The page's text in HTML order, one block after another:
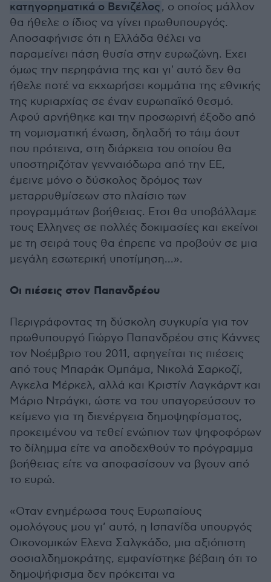
κατηγορηματικά ο Βενιζέλος, ο οποίος μάλλον
θα ήθελε ο ίδιος να γίνει πρωθυπουργός.
Αποσαφήνισε ότι η Ελλάδα θέλει να
παραμείνει πάση θυσία στην ευρωζώνη. Εχει
όμως την περηφάνια της και γι' αυτό δεν θα
ήθελε ποτέ να εκχωρήσει κομμάτια της εθνικής
της κυριαρχίας σε έναν ευρωπαϊκό θεσμό.
Αφού αρνήθηκε και την προσωρινή έξοδο από
τη νομισματική ένωση, δηλαδή το τάιμ άουτ
που πρότεινα, στη διάρκεια του οποίου θα
υποστηριζόταν γενναιόδωρα από την ΕΕ,
έμεινε μόνο ο δύσκολος δρόμος των
μεταρρυθμίσεων στο πλαίσιο των
προγραμμάτων βοήθειας. Ετσι θα υποβάλλαμε
τους Ελληνες σε πολλές δοκιμασίες και εκείνοι
με τη σειρά τους θα έπρεπε να προβούν σε μια
μεγάλη εσωτερική υποτίμηση...».
Οι πιέσεις στον Παπανδρέου
Περιγράφοντας τη δύσκολη συγκυρία για τον
πρωθυπουργό Γιώργο Παπανδρέου στις Κάννες
τον Νοέμβριο του 2011, αφηγείται τις πιέσεις
από τους Μπαράκ Ομπάμα, Νικολά Σαρκοζί,
Αγκελα Μέρκελ, αλλά και Κριστίν Λαγκάρντ και
Μάριο Ντράγκι, ώστε να του υπαγορεύσουν το
κείμενο για τη διενέργεια δημοψηφίσματος,
προκειμένου να τεθεί ενώπιον των ψηφοφόρων
το δίλημμα είτε να αποδεχθούν το πρόγραμμα
βοήθειας είτε να αποφασίσουν να βγουν από
το ευρώ.
«Οταν ενημέρωσα τους Ευρωπαίους
ομολόγους μου γι’ αυτό, η Ισπανίδα υπουργός
Οικονομικών Ελενα Σαλγκάδο, μια αξιόπιστη
σοσιαλδημοκράτης, εμφανίστηκε βέβαιη ότι το
δημοψήφισμα δεν πρόκειται να